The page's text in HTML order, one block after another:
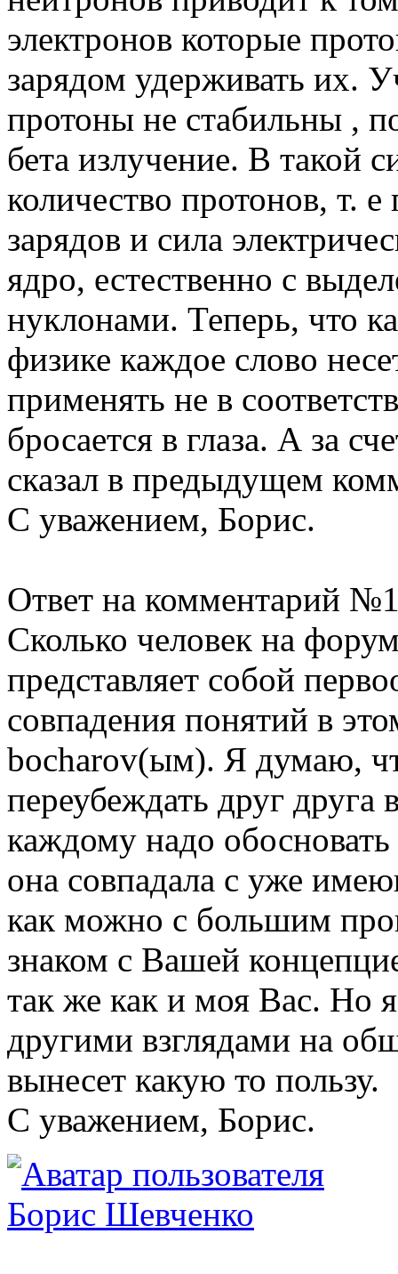
электронов которые
зарядом удерживать их.
протоны не стабильны ,
бета излучение. В такой
количество протонов, т.
зарядов и сила
ядро, естественно с
нуклонами. Теперь, что
физике каждое слово
применять не в
бросается в глаза. А за
сказал в предыдущем
С уважением, Борис.
Ответ на комментарий
Сколько человек на
представляет собой
совпадения понятий в
bocharov(ым). Я думаю,
переубеждать друг
каждому надо
она совпадала с уже
как можно с большим
знаком с Вашей
так же как и моя Вас. Но
другими взглядами на
вынесет какую то пользу.
С уважением, Борис.
Борис Шевченко